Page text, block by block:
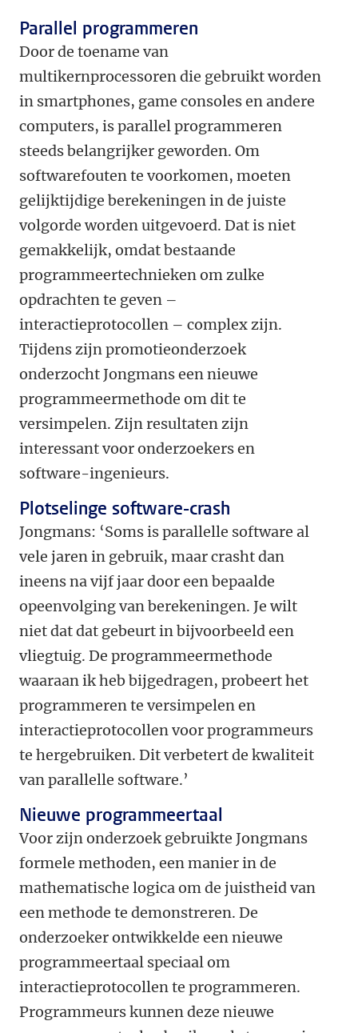
Parallel programmeren
Door de toename van
multikernprocessoren die gebruikt worden
in smartphones, game consoles en andere
computers, is parallel programmeren
steeds belangrijker geworden. Om
softwarefouten te voorkomen, moeten
gelijktijdige berekeningen in de juiste
volgorde worden uitgevoerd. Dat is niet
gemakkelijk, omdat bestaande
programmeertechnieken om zulke
opdrachten te geven –
interactieprotocollen – complex zijn.
Tijdens zijn promotieonderzoek
onderzocht Jongmans een nieuwe
programmeermethode om dit te
versimpelen. Zijn resultaten zijn
interessant voor onderzoekers en
software-ingenieurs.
Plotselinge software-crash
Jongmans: ‘Soms is parallelle software al
vele jaren in gebruik, maar crasht dan
ineens na vijf jaar door een bepaalde
opeenvolging van berekeningen. Je wilt
niet dat dat gebeurt in bijvoorbeeld een
vliegtuig. De programmeermethode
waaraan ik heb bijgedragen, probeert het
programmeren te versimpelen en
interactieprotocollen voor programmeurs
te hergebruiken. Dit verbetert de kwaliteit
van parallelle software.’
Nieuwe programmeertaal
Voor zijn onderzoek gebruikte Jongmans
formele methoden, een manier in de
mathematische logica om de juistheid van
een methode te demonstreren. De
onderzoeker ontwikkelde een nieuwe
programmeertaal speciaal om
interactieprotocollen te programmeren.
Programmeurs kunnen deze nieuwe